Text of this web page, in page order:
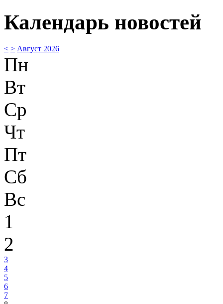
Календарь новостей
< > Август 2026
Пн
Вт
Ср
Чт
Пт
Сб
Вс
1
2
3
4
5
6
7